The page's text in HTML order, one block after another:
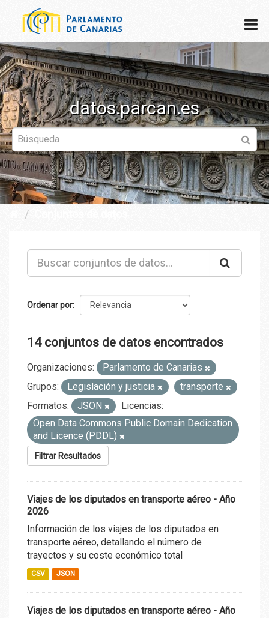
datos.parcan.es
Ordenar por
14 conjuntos de datos encontrados
Organizaciones:
Parlamento de Canarias
Grupos:
Legislación y justicia
transporte
Formatos:
JSON
Licencias:
Open Data Commons Public Domain Dedication
and Licence (PDDL)
Filtrar Resultados
Viajes de los diputados en transporte aéreo - Año
2026
Información de los viajes de los diputados en
transporte aéreo, detallando el número de
trayectos y su coste económico total
CSV JSON
Viajes de los diputados en transporte aéreo - Año